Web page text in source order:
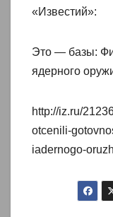
«Известий»:
Это — базы:
ядерного
http://iz.ru/
otcenili-
iadernogo-